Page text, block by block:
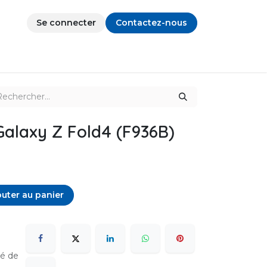
Se connecter Contactez-nous
Z Fold4 (F936B)
au panier
de